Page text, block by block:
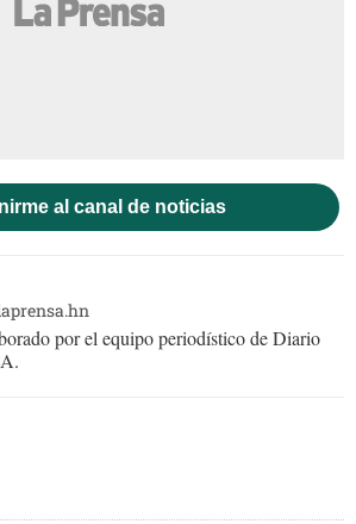
al canal de noticias
por el equipo periodístico de Diario